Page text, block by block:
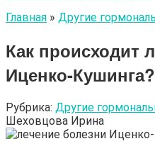
Главная » Другие
Как происходит
Иценко-Кушинга?
Рубрика: Другие
Шеховцова Ирина